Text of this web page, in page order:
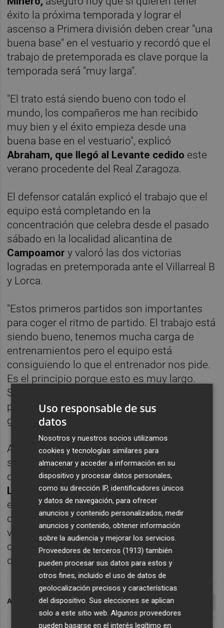
éxito la próxima temporada y lograr el
ascenso a Primera división deben crear "una
buena base" en el vestuario y recordó que el
trabajo de pretemporada es clave porque la
temporada será "muy larga".
"El trato está siendo bueno con todo el
mundo, los compañeros me han recibido
muy bien y el éxito empieza desde una
buena base en el vestuario", explicó
Abraham, que llegó al Levante cedido este
verano procedente del Real Zaragoza.
El defensor catalán explicó el trabajo que el
equipo está completando en la
concentración que celebra desde el pasado
sábado en la localidad alicantina de
Campoamor y valoró las dos victorias
logradas en pretemporada ante el Villarreal B
y Lorca.
"Estos primeros partidos son importantes
para coger el ritmo de partido. El trabajo está
siendo bueno, tenemos mucha carga de
entrenamientos pero el equipo está
consiguiendo lo que el entrenador nos pide.
Es el principio porque esto es muy largo.
Sabemos que la Segunda División es larga
por eso sabemos que la carga de trabajo es
grande", reflexionó.
Además, Abraham aseguró que aunque se
siente "más cómodo" como lateral está a
disposición del entrenador,Juan Ramón
López Muñiz . "Estoy a disposición del
entrenador para lo que crea más
conveniente. Me gusta ayudar al equipo. He
venido como lateral, me encuentro más
cómodo en el lateral, aunque también
disfruto en el mediocampo y en el extremo".
ARCHIVADO EN ABRAHAM LEVANTE UD PRETEMPORADA
Uso responsable de sus
datos
Nosotros y nuestros socios utilizamos
cookies y tecnologías similares para
almacenar y acceder a información en su
dispositivo y procesar datos personales,
como su dirección IP, identificadores únicos
y datos de navegación, para ofrecer
anuncios y contenido personalizados, medir
anuncios y contenido, obtener información
sobre la audiencia y mejorar los servicios.
Proveedores de terceros (1913) también
pueden procesar sus datos para estos y
otros fines, incluido el uso de datos de
geolocalización precisos y características
del dispositivo. Sus elecciones se aplican
solo a este sitio web. Algunos proveedores
pueden basarse en el interés legítimo en